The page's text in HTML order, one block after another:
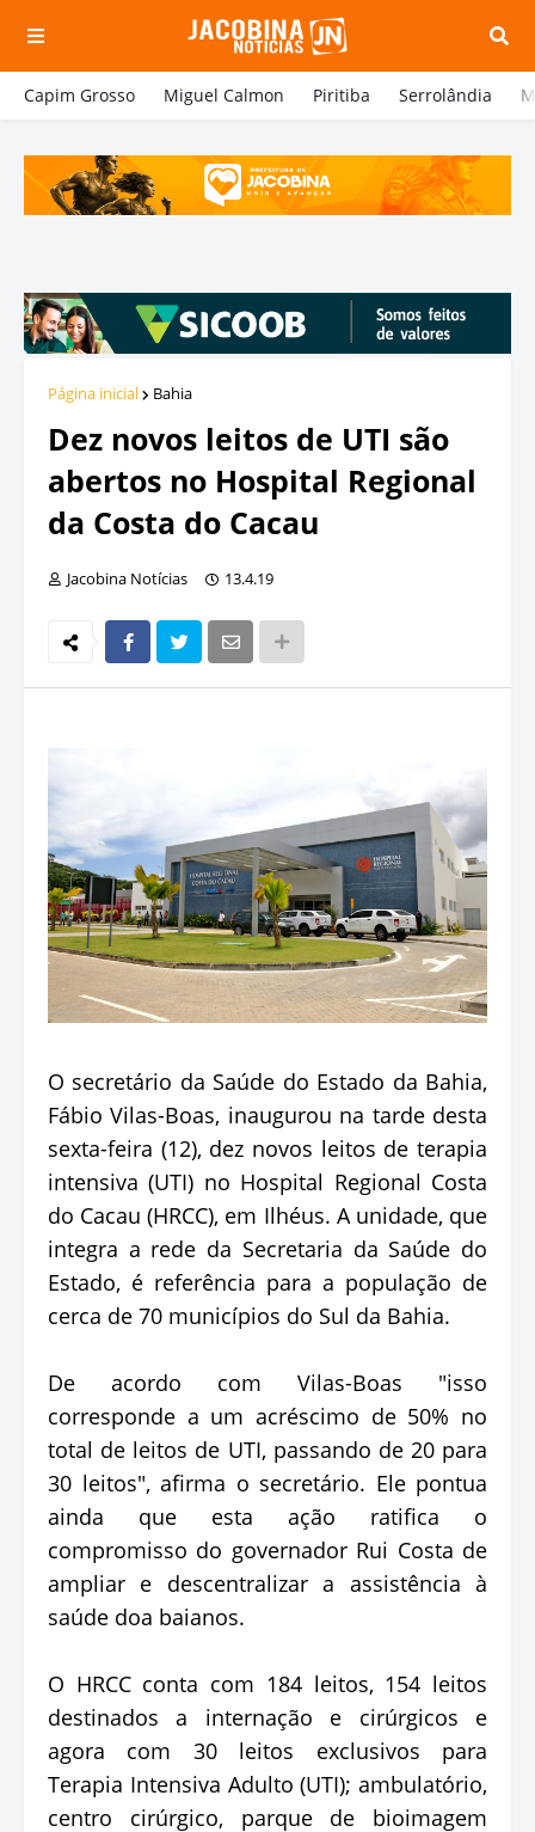
Capim Grosso Miguel Calmon Piritiba Serrolândia
Página inicial Bahia
Dez novos leitos de UTI são
abertos no Hospital Regional
da Costa do Cacau
Jacobina Notícias 13.4.19
O secretário da Saúde do Estado da Bahia,
Fábio Vilas-Boas, inaugurou na tarde desta
sexta-feira (12), dez novos leitos de terapia
intensiva (UTI) no Hospital Regional Costa
do Cacau (HRCC), em Ilhéus. A unidade, que
integra a rede da Secretaria da Saúde do
Estado, é referência para a população de
cerca de 70 municípios do Sul da Bahia.
De acordo com Vilas-Boas "isso
corresponde a um acréscimo de 50% no
total de leitos de UTI, passando de 20 para
30 leitos", afirma o secretário. Ele pontua
ainda que esta ação ratifica o
compromisso do governador Rui Costa de
ampliar e descentralizar a assistência à
saúde doa baianos.
O HRCC conta com 184 leitos, 154 leitos
destinados a internação e cirúrgicos e
agora com 30 leitos exclusivos para
Terapia Intensiva Adulto (UTI); ambulatório,
centro cirúrgico, parque de bioimagem